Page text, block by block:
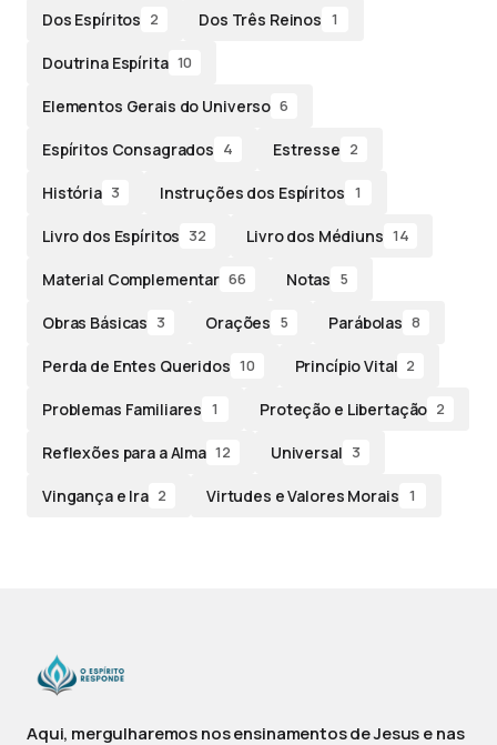
Dos Espíritos 2 Dos Três Reinos 1
Doutrina Espírita 10
Elementos Gerais do Universo 6
Espíritos Consagrados 4 Estresse 2
História 3 Instruções dos Espíritos 1
Livro dos Espíritos 32 Livro dos Médiuns 14
Material Complementar 66 Notas 5
Obras Básicas 3 Orações 5 Parábolas 8
Perda de Entes Queridos 10 Princípio Vital 2
Problemas Familiares 1 Proteção e Libertação 2
Reflexões para a Alma 12 Universal 3
Vingança e Ira 2 Virtudes e Valores Morais 1
Aqui, mergulharemos nos ensinamentos de Jesus e nas